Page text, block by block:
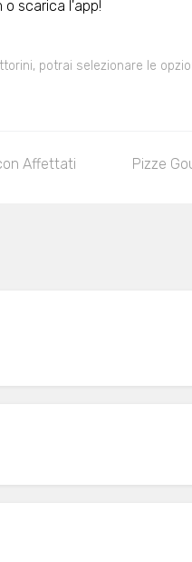
o scarica l'app!
potrai selezionare le
Affettati Pizze